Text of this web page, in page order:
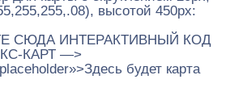
высотой 450px:
СЮДА ИНТЕРАКТИВНЫЙ КОД
КАРТ —>
будет карта